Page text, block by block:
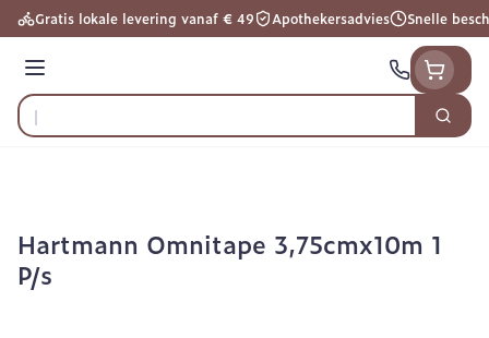
Ga naar de inhoud
Gratis lokale levering vanaf € 49 Apothekersadvies Snelle
Menu
Product, merk, categorie...
Zoek
Hartmann Omnitape 3,75cmx10m 1
P/s